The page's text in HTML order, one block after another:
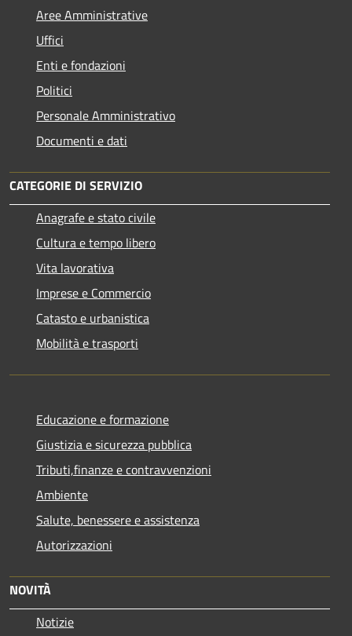
Aree Amministrative
Uffici
Enti e fondazioni
Politici
Personale Amministrativo
Documenti e dati
CATEGORIE DI SERVIZIO
Anagrafe e stato civile
Cultura e tempo libero
Vita lavorativa
Imprese e Commercio
Catasto e urbanistica
Mobilità e trasporti
Educazione e formazione
Giustizia e sicurezza pubblica
Tributi,finanze e contravvenzioni
Ambiente
Salute, benessere e assistenza
Autorizzazioni
NOVITÀ
Notizie